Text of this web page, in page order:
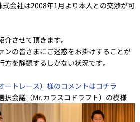
式会社は2008年1月より本人との交渉が可
させて頂きます。
ンの皆さまにご迷惑をお掛けすることが
を静観するしかない状況です。
ートレース）様のコメントはコチラ
択会議（Mr.カラスコドラフト）の模様